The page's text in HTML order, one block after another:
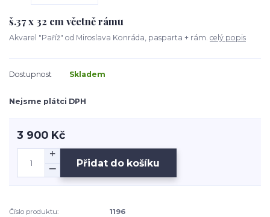
š.37 x 32 cm včetně rámu
Akvarel "Paříž" od Miroslava Konráda, pasparta + rám. celý popis
Dostupnost Skladem
Nejsme plátci DPH
3 900 Kč
Přidat do košíku
Číslo produktu: 1196